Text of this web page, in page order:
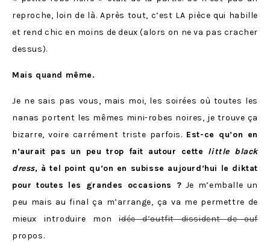
reproche, loin de là. Après tout, c’est LA pièce qui habille
et rend chic en moins de deux (alors on ne va pas cracher
dessus).
Mais quand même.
Je ne sais pas vous, mais moi, les soirées où toutes les
nanas portent les mêmes mini-robes noires, je trouve ça
bizarre, voire carrément triste parfois. Est-ce qu’on en
n’aurait pas un peu trop fait autour cette little black
dress, à tel point qu’on en subisse aujourd’hui le diktat
pour toutes les grandes occasions ? Je m’emballe un
peu mais au final ça m’arrange, ça va me permettre de
mieux introduire monidée d’outfit dissident de ouf
propos.